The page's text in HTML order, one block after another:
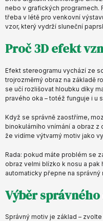
nebo v grafických programech.
třeba v létě pro venkovní
vzor, který vydrží sluneční
Proč 3D efekt
Efekt stereogramu vychází ze
trojrozměrný obraz na základě
se učí rozlišovat hloubku díky
pravého oka – totéž funguje i u
Když se správně zaostříme,
binokulárního vnímání a obraz
že vidíme výtvarný motiv jako
Rada: pokud máte problém se
obraz velmi blízko k nosu a
automaticky přepne na správný
Výběr
Správný motiv je základ –